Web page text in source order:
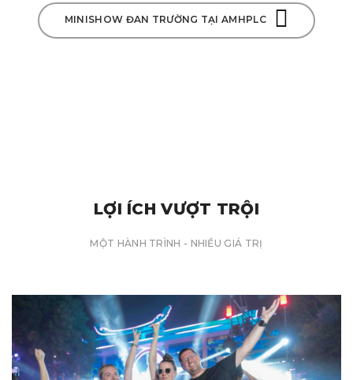
MINISHOW ĐAN TRƯỜNG TẠI AMHPLC
LỢI ÍCH VƯỢT TRỘI
MỘT HÀNH TRÌNH - NHIỀU GIÁ TRỊ